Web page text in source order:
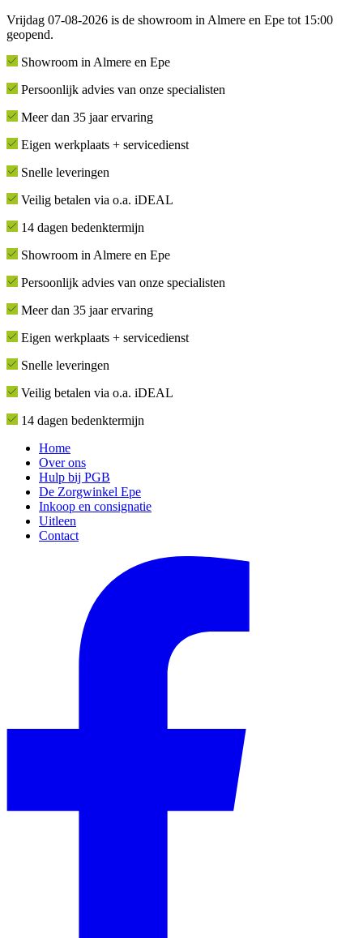
Vrijdag 07-08-2026 is de showroom in Almere en Epe tot 15:00
geopend.
Showroom in Almere en Epe
Persoonlijk advies van onze specialisten
Meer dan 35 jaar ervaring
Eigen werkplaats + servicedienst
Snelle leveringen
Veilig betalen via o.a. iDEAL
14 dagen bedenktermijn
Showroom in Almere en Epe
Persoonlijk advies van onze specialisten
Meer dan 35 jaar ervaring
Eigen werkplaats + servicedienst
Snelle leveringen
Veilig betalen via o.a. iDEAL
14 dagen bedenktermijn
Home
Over ons
Hulp bij PGB
De Zorgwinkel Epe
Inkoop en consignatie
Uitleen
Contact